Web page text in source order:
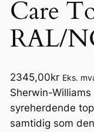
Care
RAL/
2345,00kr Eks.
Sherwin-
syreherdende
samtidig som